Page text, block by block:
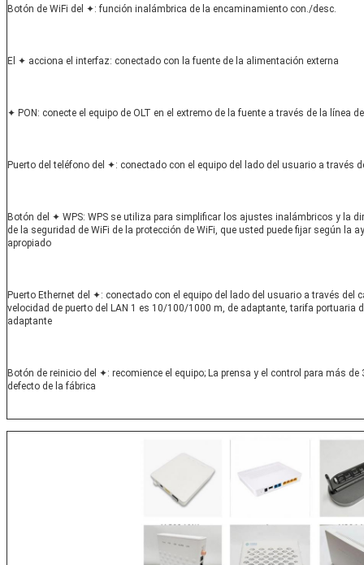
Botón de WiFi del ✦: función inalámbrica de la encaminamiento con./desc.
El ✦ acciona el interfaz: conectado con la fuente de la alimentación externa
✦ PON: conecte el equipo de OLT en el extremo de la fuente a través de la línea
Puerto del teléfono del ✦: conectado con el equipo del lado del usuario a través
Botón del ✦ WPS: WPS se utiliza para simplificar los ajustes inalámbricos y la
de la seguridad de WiFi de la protección de WiFi, que usted puede fijar según la
apropiado
Puerto Ethernet del ✦: conectado con el equipo del lado del usuario a través del
velocidad de puerto del LAN 1 es 10/100/1000 m, de adaptante, tarifa portuaria
adaptante
Botón de reinicio del ✦: recomience el equipo; La prensa y el control para más
defecto de la fábrica